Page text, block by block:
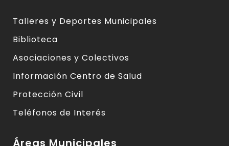
Talleres y Deportes Municipales
Biblioteca
Asociaciones y Colectivos
Información Centro de Salud
Protección Civil
Teléfonos de Interés
Áreas Municipales